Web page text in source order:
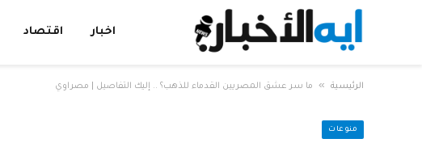
اخبار اقتصاد
الرئيسية » ما سر عشق المصريين القدماء للذهب؟ .. إليك التفاصيل | مصراوي
منوعات